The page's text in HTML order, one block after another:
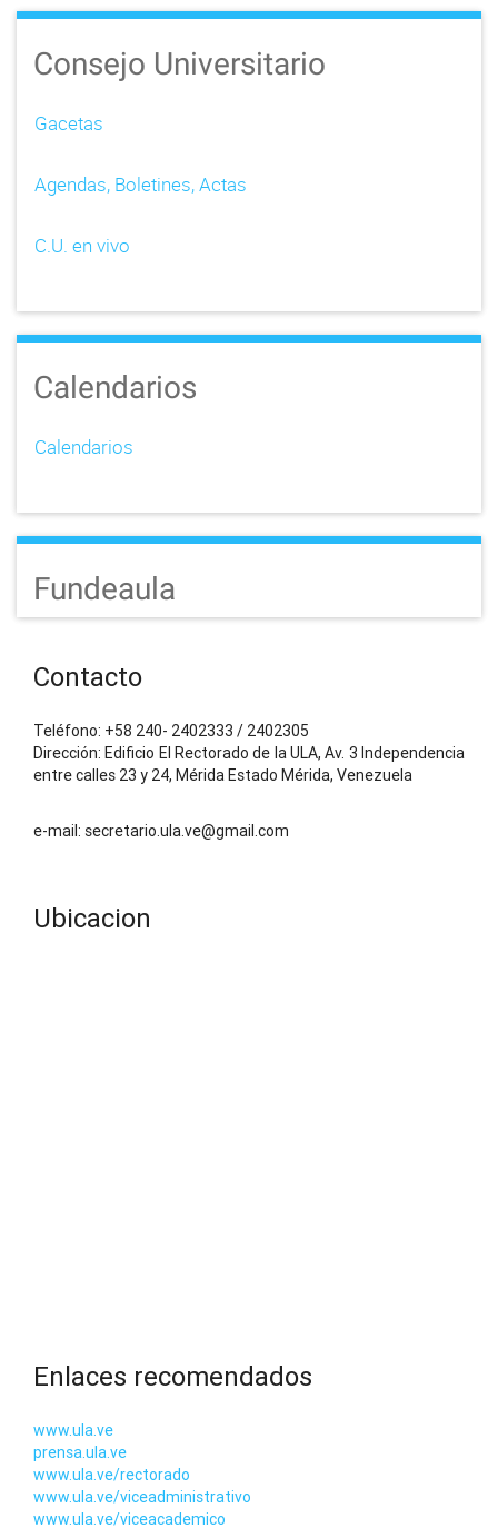
Consejo Universitario
Gacetas
Agendas, Boletines, Actas
C.U. en vivo
Calendarios
Calendarios
Fundeaula
Contacto
Teléfono: +58 240- 2402333 / 2402305
Dirección: Edificio El Rectorado de la ULA, Av. 3 Independencia
entre calles 23 y 24, Mérida Estado Mérida, Venezuela
e-mail: secretario.ula.ve@gmail.com
Ubicacion
Enlaces recomendados
www.ula.ve
prensa.ula.ve
www.ula.ve/rectorado
www.ula.ve/viceadministrativo
www.ula.ve/viceacademico